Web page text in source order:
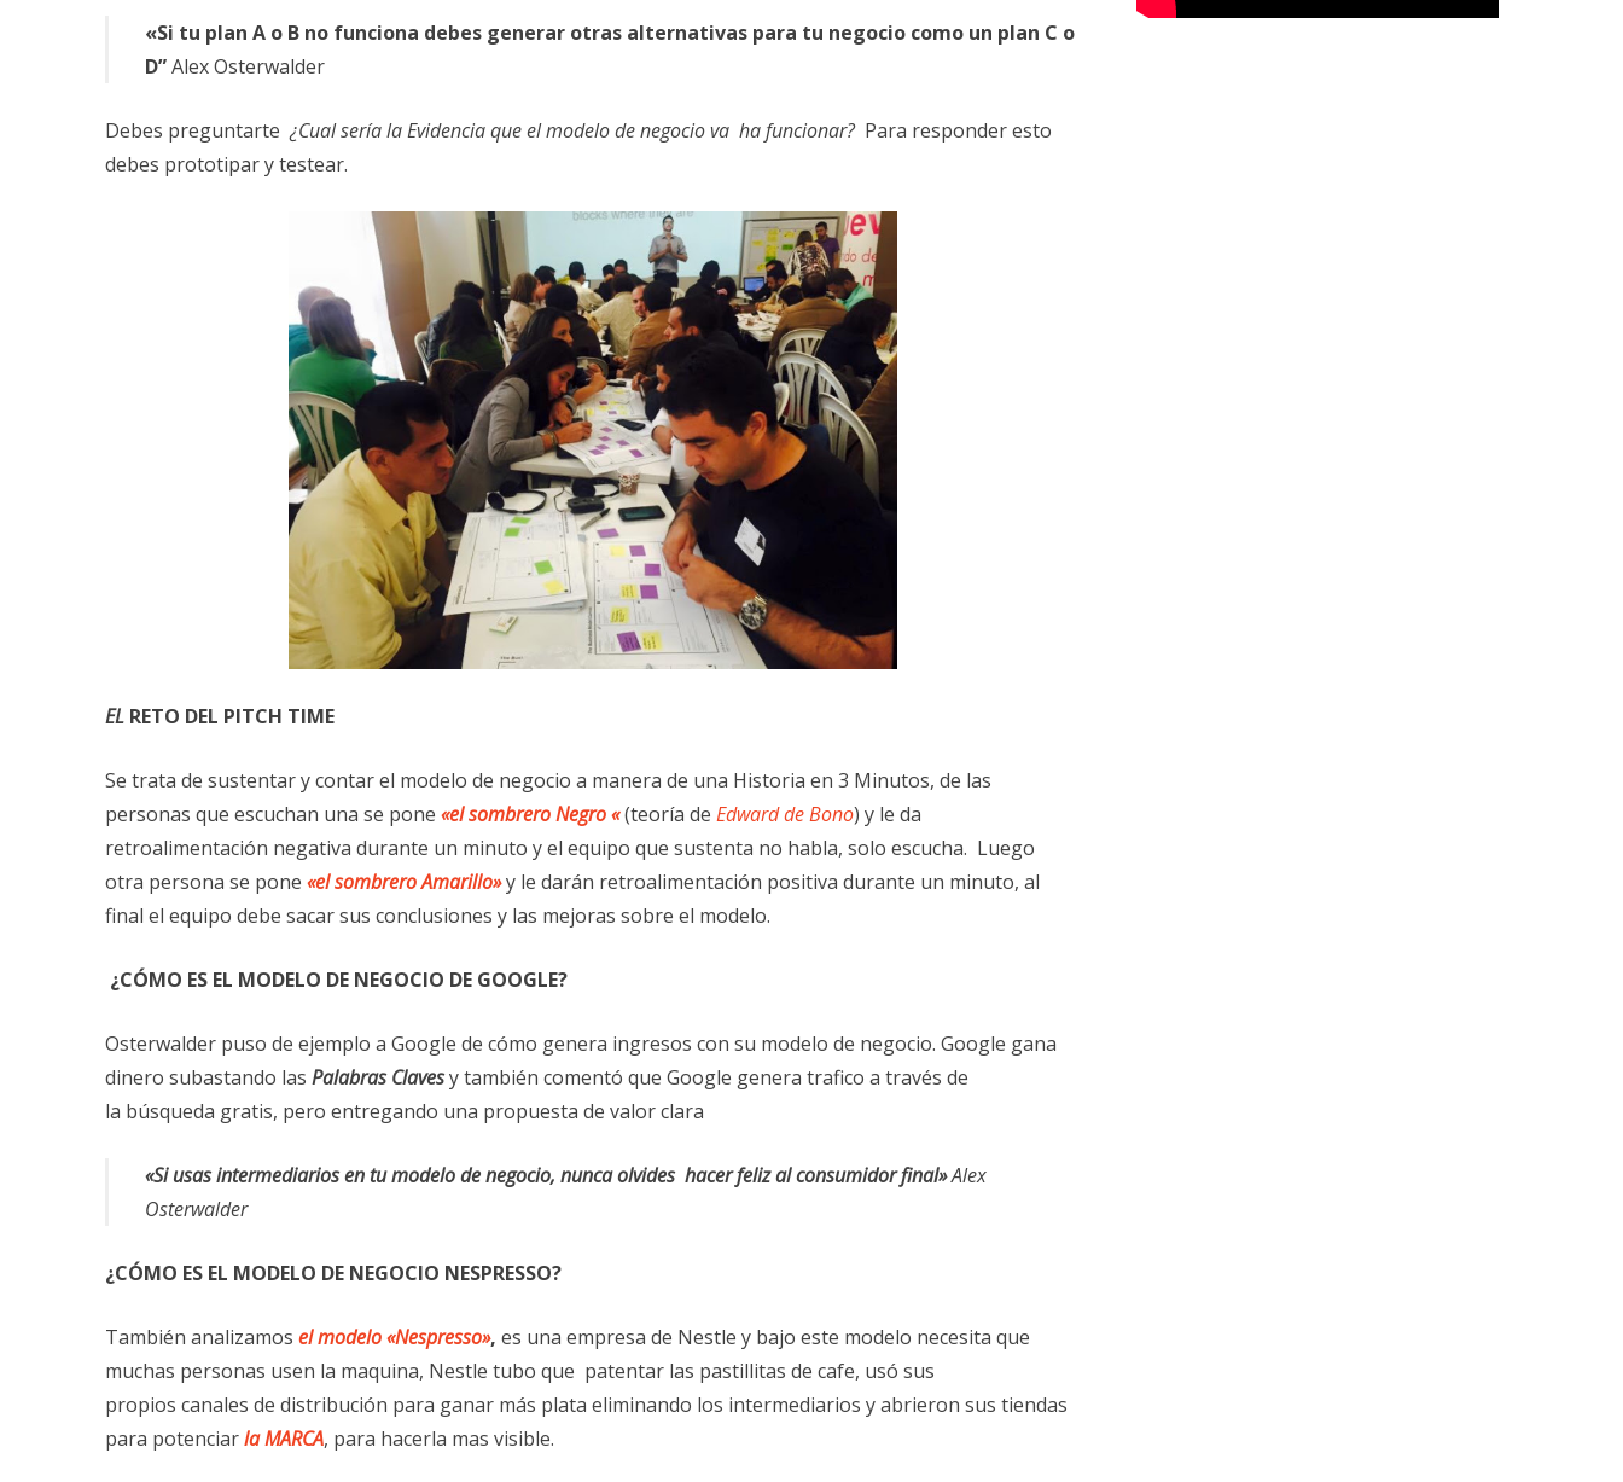
«Si tu plan A o B no funciona debes generar otras alternativas para tu negocio como un plan C o
D”Alex Osterwalder
Debes preguntarte ¿Cual sería la Evidencia que el modelo de negocio va ha funcionar?Para responder esto
debes prototipar y testear.
EL RETO DEL PITCH TIME
Se trata de sustentar y contar el modelo de negocio a manera de una Historia en 3 Minutos, de las
personas que escuchan una se pone «el sombrero Negro «(teoría de Edward de Bono) y le da
retroalimentación negativa durante un minuto y el equipo que sustenta no habla, solo escucha. Luego
otra persona se pone «el sombrero Amarillo»y le darán retroalimentación positiva durante un minuto, al
final el equipo debe sacar sus conclusiones y las mejoras sobre el modelo.
¿CÓMO ES EL MODELO DE NEGOCIO DE GOOGLE?
Osterwalder puso de ejemplo a Google de cómo genera ingresos con su modelo de negocio. Google gana
dinero subastando las Palabras Clavesy también comentó que Google genera trafico a través de
la búsqueda gratis, pero entregando una propuesta de valor clara
«Si usas intermediarios en tu modelo de negocio, nunca olvides hacer feliz al consumidor final»Alex
Osterwalder
¿CÓMO ES EL MODELO DE NEGOCIO NESPRESSO?
También analizamos el modelo«Nespresso», es una empresa de Nestle y bajo este modelo necesita que
muchas personas usen la maquina, Nestle tubo que patentar las pastillitas de cafe, usó sus
propios canales de distribución para ganar más plata eliminando los intermediarios y abrieron sus tiendas
para potenciarla MARCA, para hacerla mas visible.